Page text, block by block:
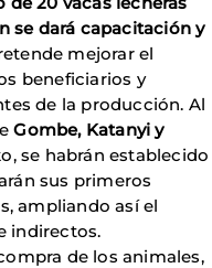
se dará capacitación y
mejorar el
beneficiarios y
de la producción. Al
Gombe, Katanyi y
se habrán establecido
sus primeros
ampliando así el
indirectos.
de los animales,